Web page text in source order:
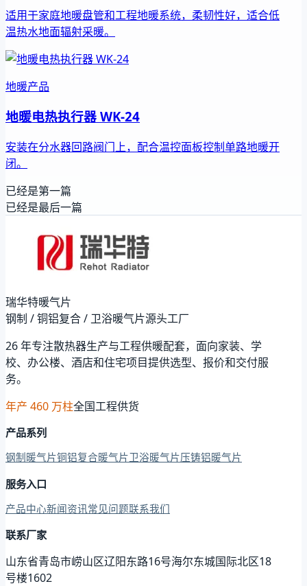
适用于家庭地暖盘管和工程地暖系统，柔韧性好，适合低
温热水地面辐射采暖。
地暖产品
地暖电热执行器 WK-24
安装在分水器回路阀门上，配合温控面板控制单路地暖开
闭。
已经是第一篇
已经是最后一篇
瑞华特暖气片
钢制 / 铜铝复合 / 卫浴暖气片源头工厂
26 年专注散热器生产与工程供暖配套，面向家装、学
校、办公楼、酒店和住宅项目提供选型、报价和交付服
务。
年产 460 万柱全国工程供货
产品系列
钢制暖气片铜铝复合暖气片卫浴暖气片压铸铝暖气片
服务入口
产品中心新闻资讯常见问题联系我们
联系厂家
山东省青岛市崂山区辽阳东路16号海尔东城国际北区18
号楼1602